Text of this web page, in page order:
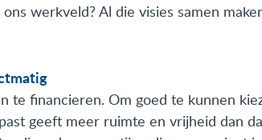
werkveld? Al die visies samen
te financieren. Om goed te kunnen
geeft meer ruimte en vrijheid dan